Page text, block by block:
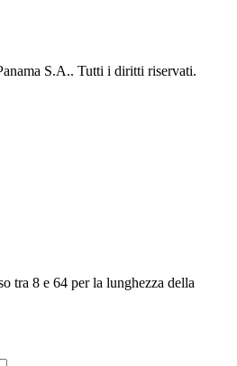
S.A.. Tutti i diritti riservati.
tra 8 e 64 per la lunghezza della